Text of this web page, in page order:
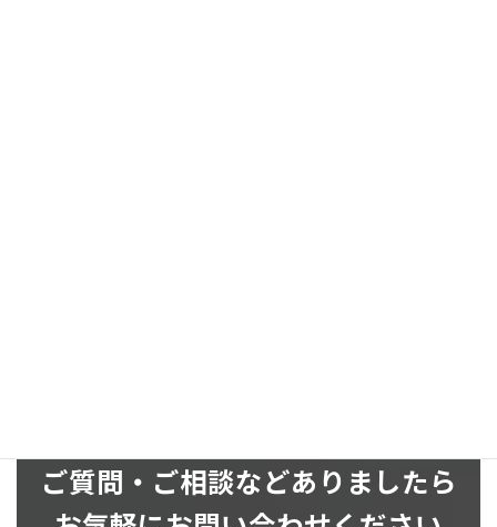
ご質問・ご相談などありましたら